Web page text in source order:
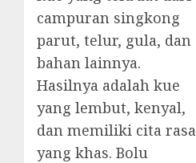
campuran singkong
parut, telur, gula, dan
bahan lainnya.
Hasilnya adalah kue
yang lembut, kenyal,
dan memiliki cita rasa
yang khas. Bolu